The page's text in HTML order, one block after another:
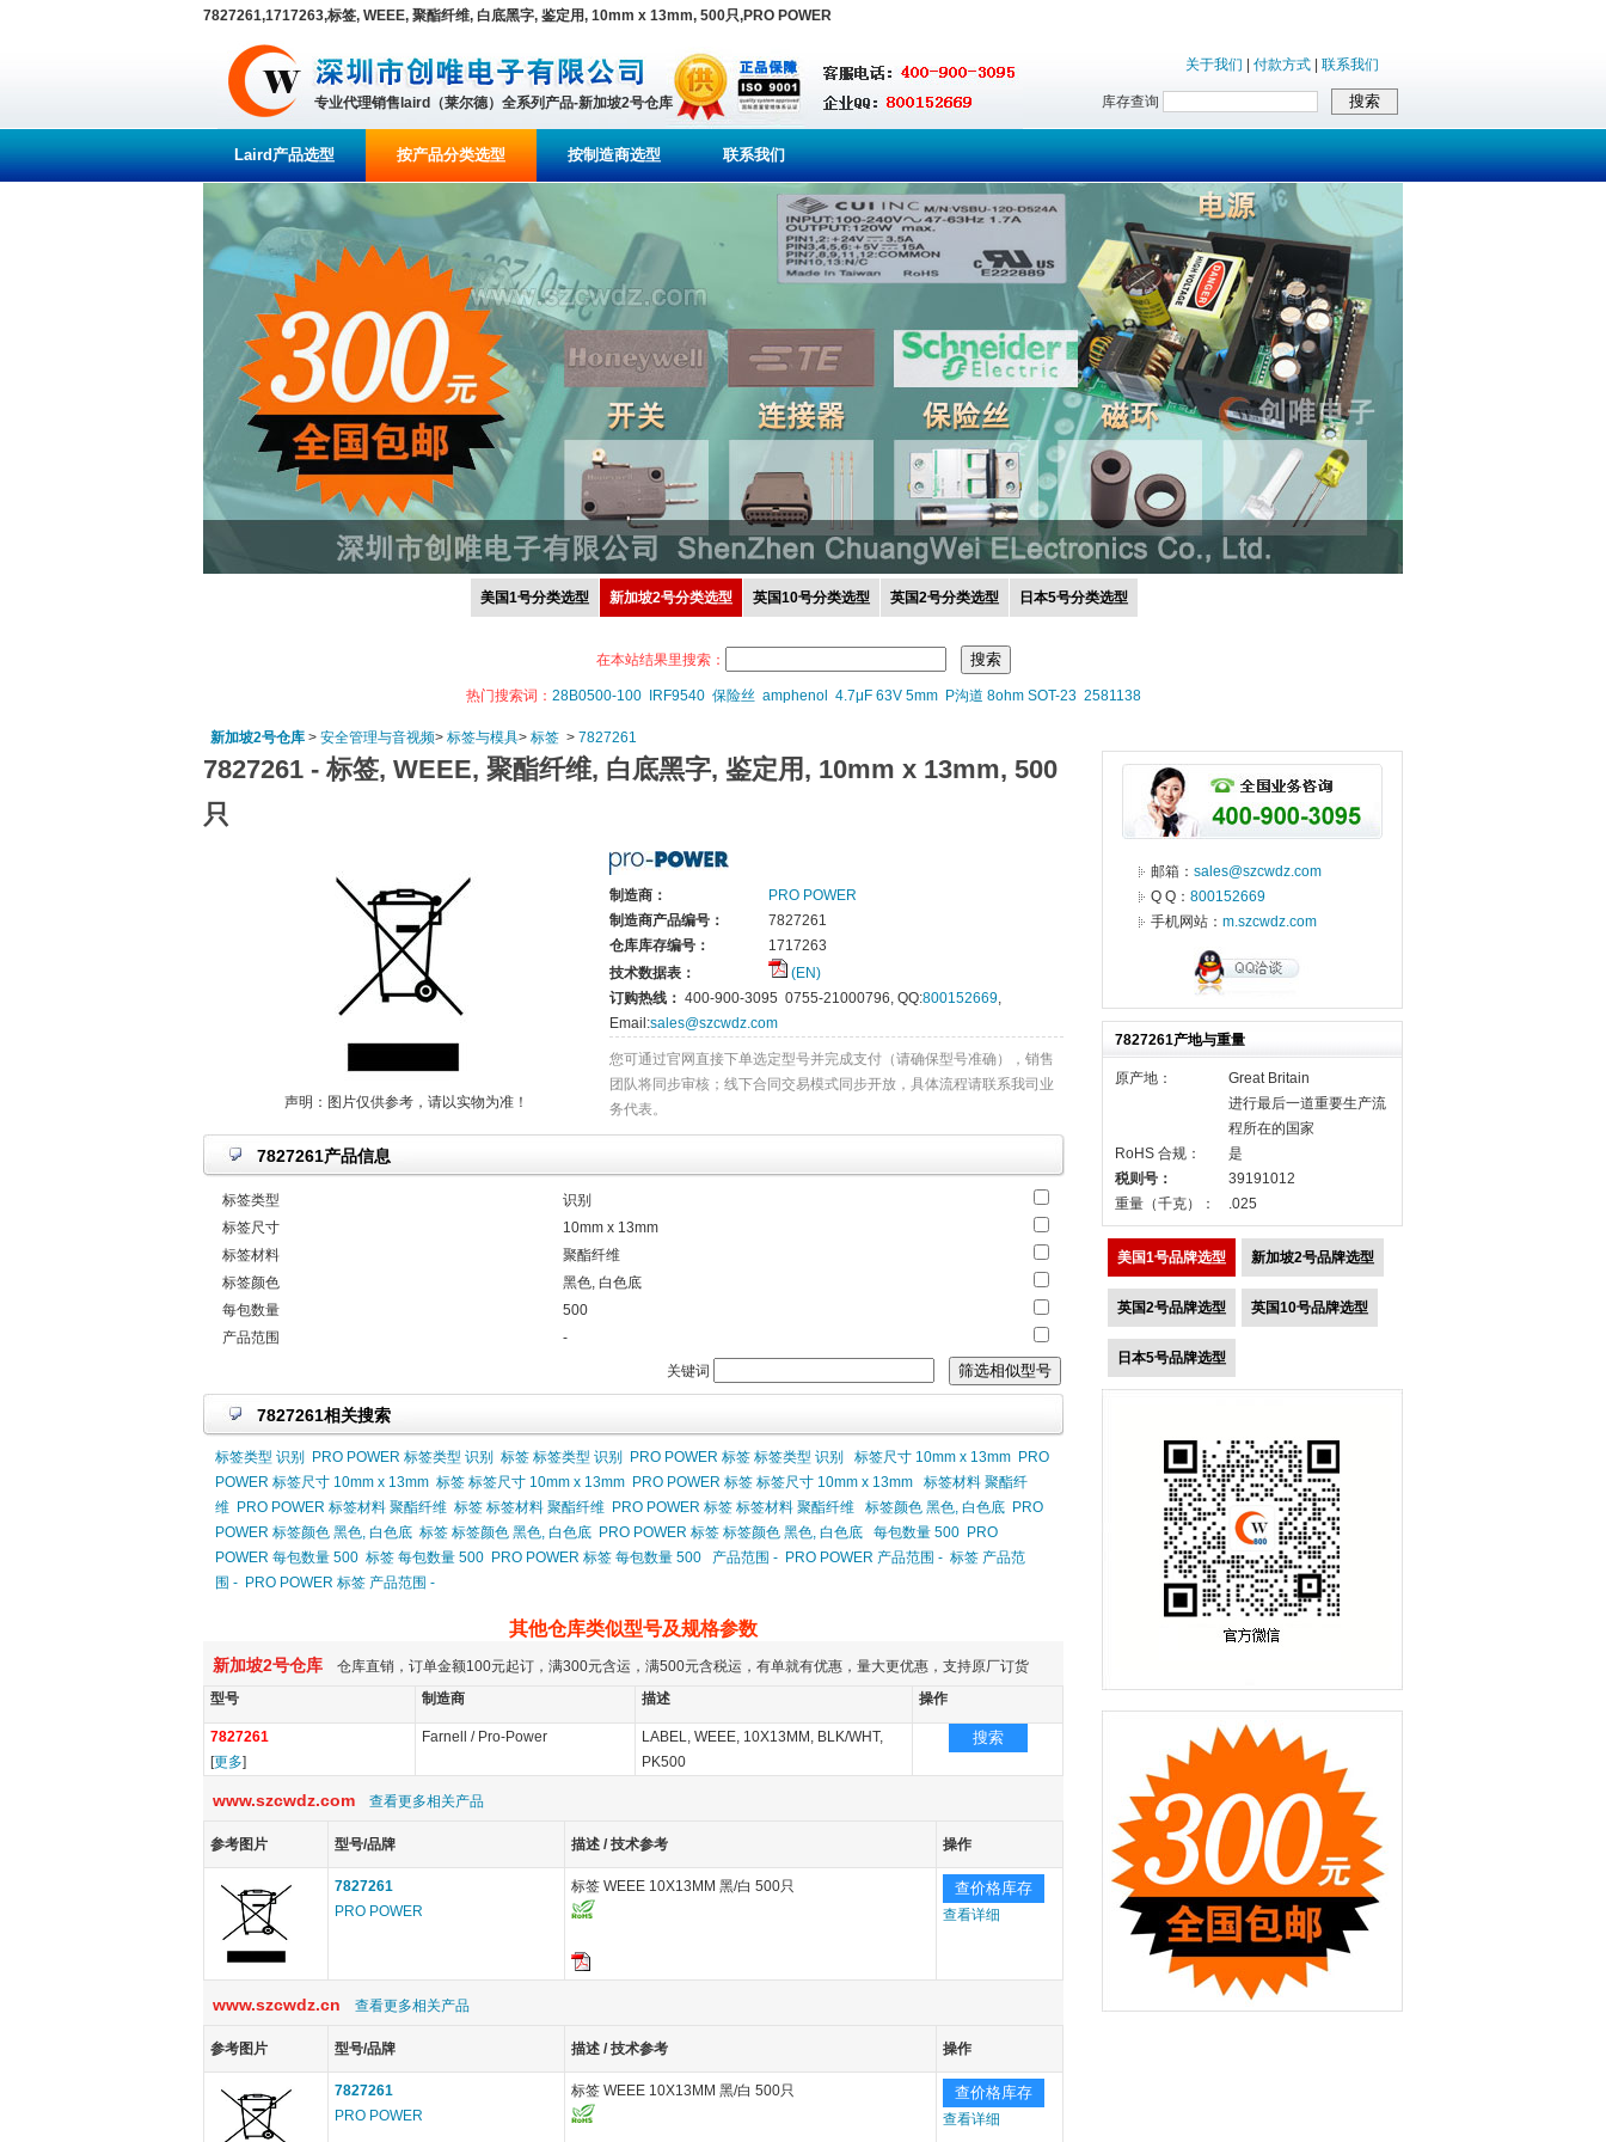
7827261,1717263,标签, WEEE, 聚酯纤维, 白底黑字, 鉴定用, 10mm x 13mm, 500只,PRO POWER
专业代理销售laird（莱尔德）全系列产品-新加坡2号仓库
关于我们 付款方式 联系我们
库存查询
Laird产品选型 按产品分类选型 按制造商选型 联系我们
美国1号分类选型 新加坡2号分类选型 英国10号分类选型 英国2号分类选型 日本5号分类选型
在本站结果里搜索：
热门搜索词： 28B0500-100 IRF9540 保险丝 amphenol 4.7μF 63V 5mm P沟道 8ohm SOT-23 2581138
新加坡2号仓库 > 安全管理与音视频> 标签与模具> 标签 > 7827261
7827261 - 标签, WEEE, 聚酯纤维, 白底黑字, 鉴定用, 10mm x 13mm, 500
只
声明：图片仅供参考，请以实物为准！
制造商：
PRO POWER
制造商产品编号：
7827261
仓库库存编号：
1717263
技术数据表：
(EN)
订购热线： 400-900-3095 0755-21000796, QQ:800152669,
Email:sales@szcwdz.com
您可通过官网直接下单选定型号并完成支付（请确保型号准确），销售
团队将同步审核；线下合同交易模式同步开放，具体流程请联系我司业
务代表。
7827261产品信息
标签类型
识别
标签尺寸
10mm x 13mm
标签材料
聚酯纤维
标签颜色
黑色, 白色底
每包数量
500
产品范围
-
关键词
7827261相关搜索
标签类型 识别 PRO POWER 标签类型 识别 标签 标签类型 识别 PRO POWER 标签 标签类型 识别 标签尺寸 10mm x 13mm PRO
POWER 标签尺寸 10mm x 13mm 标签 标签尺寸 10mm x 13mm PRO POWER 标签 标签尺寸 10mm x 13mm
标签材料 聚酯纤
维 PRO POWER 标签材料 聚酯纤维 标签 标签材料 聚酯纤维 PRO POWER 标签 标签材料 聚酯纤维 标签颜色 黑色, 白色底 PRO
POWER 标签颜色 黑色, 白色底 标签 标签颜色 黑色, 白色底 PRO POWER 标签 标签颜色 黑色, 白色底 每包数量 500 PRO
POWER 每包数量 500 标签 每包数量 500 PRO POWER 标签 每包数量 500 产品范围 - PRO POWER 产品范围 - 标签 产品范
围 - PRO POWER 标签 产品范围 -
其他仓库类似型号及规格参数
新加坡2号仓库 仓库直销，订单金额100元起订，满300元含运，满500元含税运，有单就有优惠，量大更优惠，支持原厂订货
型号
制造商 描述 操作
7827261
[更多]
Farnell / Pro-Power
LABEL, WEEE, 10X13MM, BLK/WHT,
PK500
搜索
www.szcwdz.com 查看更多相关产品
参考图片 型号/品牌 描述 / 技术参考 操作
7827261
PRO POWER
标签 WEEE 10X13MM 黑/白 500只 查价格库存
查看详细
www.szcwdz.cn 查看更多相关产品
参考图片 型号/品牌 描述 / 技术参考 操作
7827261
PRO POWER
标签 WEEE 10X13MM 黑/白 500只 查价格库存
查看详细
邮箱： sales@szcwdz.com
Q Q： 800152669
手机网站： m.szcwdz.com
7827261产地与重量
原产地：
Great Britain
进行最后一道重要生产流
程所在的国家
RoHS 合规：
是
税则号：
39191012
重量（千克）：
.025
美国1号品牌选型 新加坡2号品牌选型
英国2号品牌选型 英国10号品牌选型
日本5号品牌选型